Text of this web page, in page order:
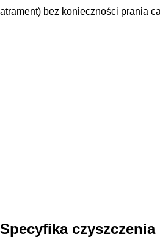
atrament) bez konieczności prania
Specyfika